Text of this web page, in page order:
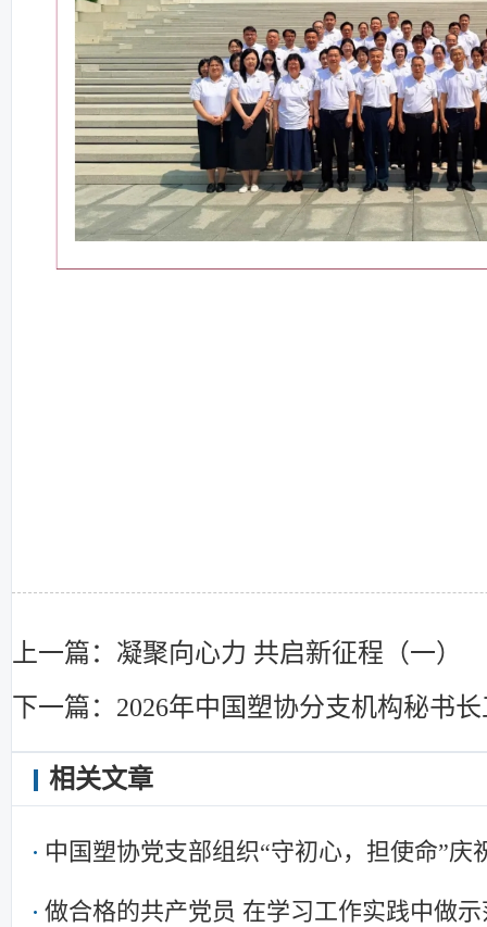
上一篇：凝聚向心力 共启新征程（一）
下一篇：2026年中国塑协分支机构秘书
相关文章
中国塑协党支部组织“守初心，担使命”庆
暨集中学习
做合格的共产党员 在学习工作实践中做